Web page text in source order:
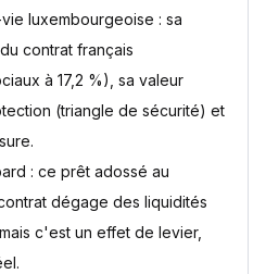
luxembourgeoise : sa
contrat français
à 17,2 %), sa valeur
(triangle de sécurité) et
: ce prêt adossé au
dégage des liquidités
c'est un effet de levier,